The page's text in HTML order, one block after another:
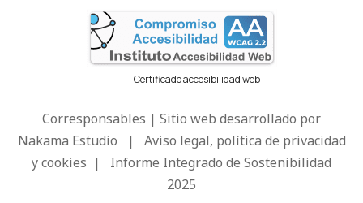
Certificado accesibilidad web
Corresponsables | Sitio web desarrollado por
Nakama Estudio | Aviso legal, política de privacidad
y cookies | Informe Integrado de Sostenibilidad
2025